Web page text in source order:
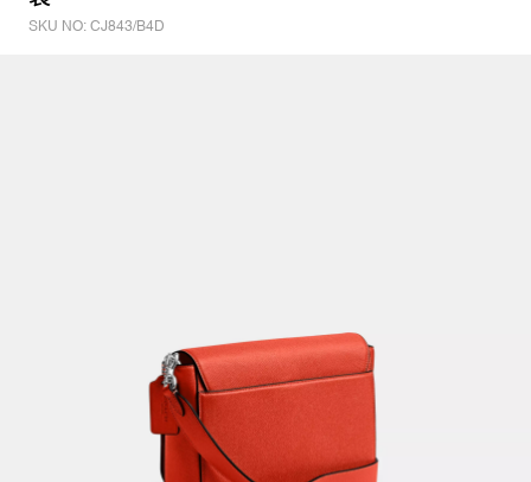
SKU NO: CJ843/B4D